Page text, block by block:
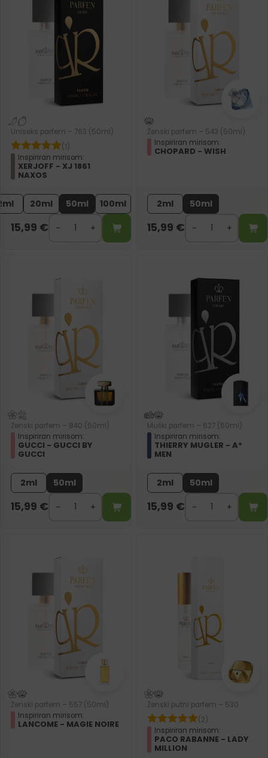
Uniseks parfem – 763 (50ml)
(1)
Inspiriran mirisom:
XERJOFF - XJ 1861
NAXOS
20ml 50ml 100ml
15,99 €
Ženski parfem – 543 (50ml)
Inspiriran mirisom:
CHOPARD - WISH
2ml 50ml
15,99 €
Ženski parfem – 840 (50ml)
Inspiriran mirisom:
GUCCI - GUCCI BY
GUCCI
2ml 50ml
15,99 €
Muški parfem – 627 (50ml)
Inspiriran mirisom:
THIERRY MUGLER - A*
MEN
2ml 50ml
15,99 €
Ženski parfem – 557 (50ml)
Inspiriran mirisom:
LANCOME - MAGIE NOIRE
Ženski putni parfem – 530
(2)
Inspiriran mirisom:
PACO RABANNE - LADY
MILLION